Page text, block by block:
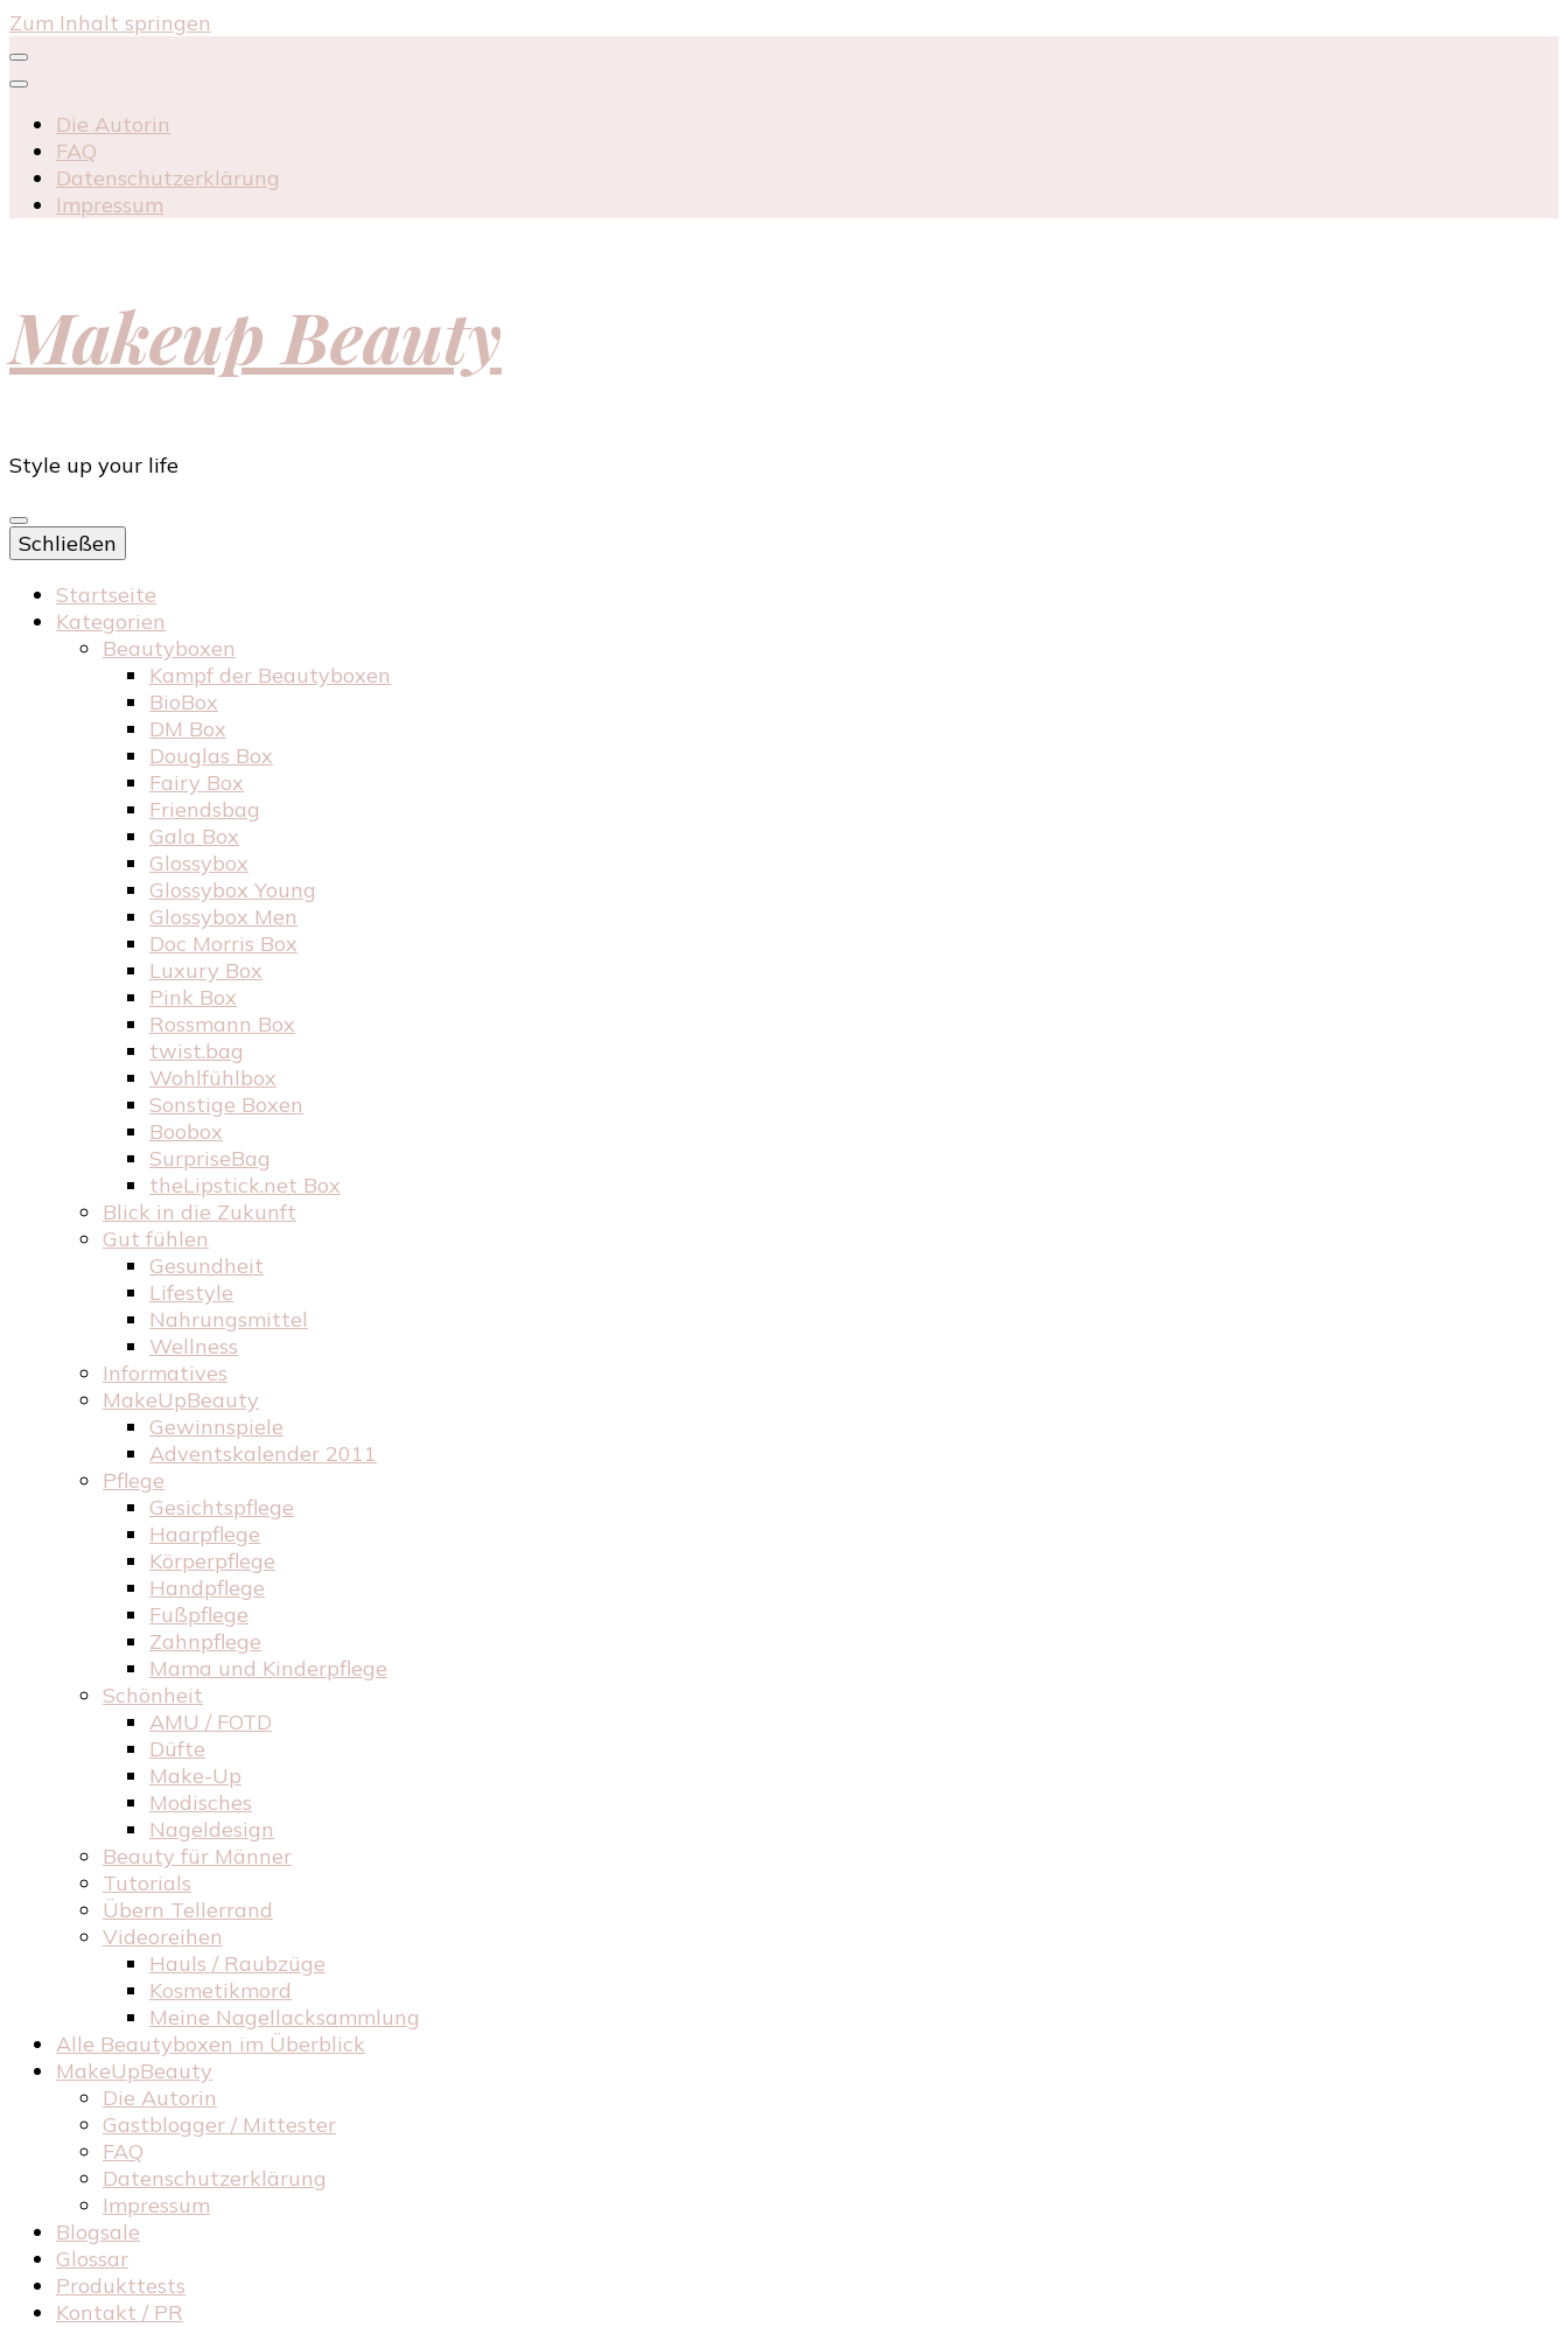
Zum Inhalt springen
Die Autorin
FAQ
Datenschutzerklärung
Impressum
Makeup Beauty
Style up your life
Schließen
Startseite
Kategorien
Beautyboxen
Kampf der Beautyboxen
BioBox
DM Box
Douglas Box
Fairy Box
Friendsbag
Gala Box
Glossybox
Glossybox Young
Glossybox Men
Doc Morris Box
Luxury Box
Pink Box
Rossmann Box
twist.bag
Wohlfühlbox
Sonstige Boxen
Boobox
SurpriseBag
theLipstick.net Box
Blick in die Zukunft
Gut fühlen
Gesundheit
Lifestyle
Nahrungsmittel
Wellness
Informatives
MakeUpBeauty
Gewinnspiele
Adventskalender 2011
Pflege
Gesichtspflege
Haarpflege
Körperpflege
Handpflege
Fußpflege
Zahnpflege
Mama und Kinderpflege
Schönheit
AMU / FOTD
Düfte
Make-Up
Modisches
Nageldesign
Beauty für Männer
Tutorials
Übern Tellerrand
Videoreihen
Hauls / Raubzüge
Kosmetikmord
Meine Nagellacksammlung
Alle Beautyboxen im Überblick
MakeUpBeauty
Die Autorin
Gastblogger / Mittester
FAQ
Datenschutzerklärung
Impressum
Blogsale
Glossar
Produkttests
Kontakt / PR